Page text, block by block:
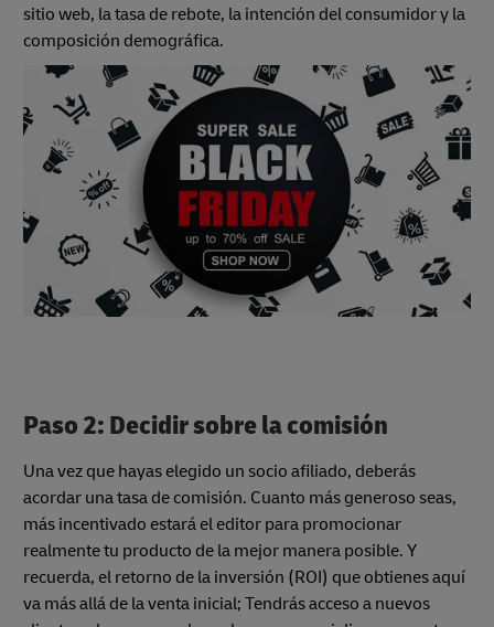
sitio web, la tasa de rebote, la intención del consumidor y la
composición demográfica.
Paso 2: Decidir sobre la comisión
Una vez que hayas elegido un socio afiliado, deberás
acordar una tasa de comisión. Cuanto más generoso seas,
más incentivado estará el editor para promocionar
realmente tu producto de la mejor manera posible. Y
recuerda, el retorno de la inversión (ROI) que obtienes aquí
va más allá de la venta inicial; Tendrás acceso a nuevos